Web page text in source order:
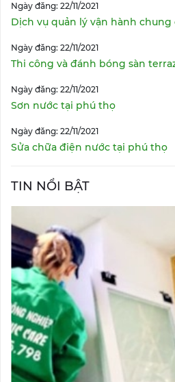
Ngày đăng: 22/11/2021
Dịch vụ quản lý vận hành
Ngày đăng: 22/11/2021
Thi công và đánh bóng sàn
Ngày đăng: 22/11/2021
Sơn nước tại phú thọ
Ngày đăng: 22/11/2021
Sửa chữa điện nước tại phú thọ
TIN NỔI BẬT